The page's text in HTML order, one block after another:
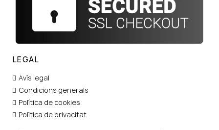
LEGAL
Avís legal
Condicions generals
Política de cookies
Política de privacitat